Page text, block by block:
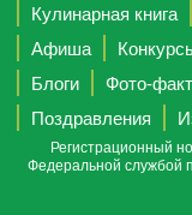
Кулинарная книга
Афиша
Блоги
Фото-
Поздравления
Регистрационный
Федеральной службой